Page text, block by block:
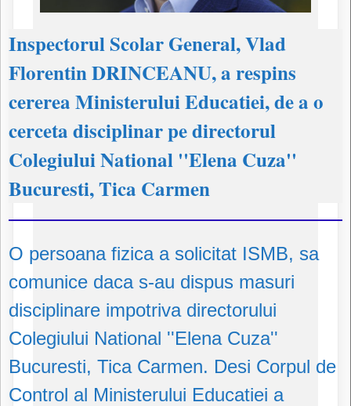
Inspectorul Scolar General, Vlad
Florentin DRINCEANU, a respins
cererea Ministerului Educatiei, de a o
cerceta disciplinar pe directorul
Colegiului National ''Elena Cuza''
Bucuresti, Tica Carmen
O persoana fizica a solicitat ISMB, sa
comunice daca s-au dispus masuri
disciplinare impotriva directorului
Colegiului National ''Elena Cuza''
Bucuresti, Tica Carmen. Desi Corpul de
Control al Ministerului Educatiei a